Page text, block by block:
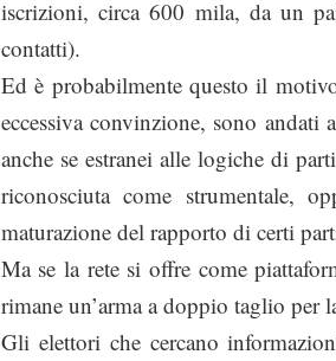
iscrizioni, circa 600 mila, da un
contatti).
Ed è probabilmente questo il
eccessiva convinzione, sono
anche se estranei alle logiche di
riconosciuta come strumentale,
maturazione del rapporto di certi
Ma se la rete si offre come
rimane un’arma a doppio taglio per
Gli elettori che cercano